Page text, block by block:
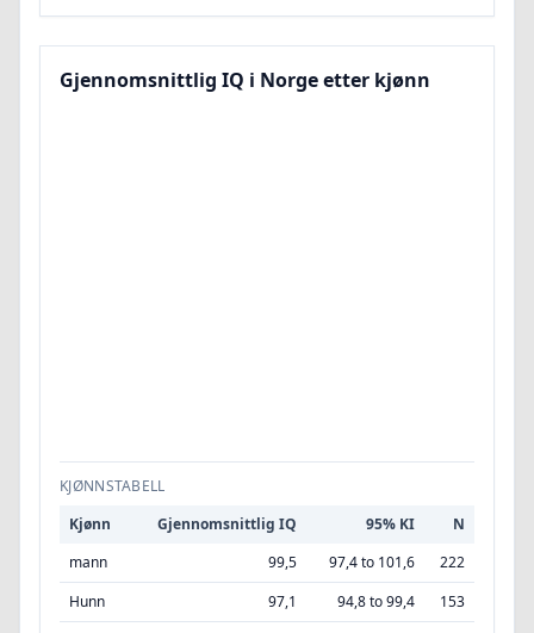
Gjennomsnittlig IQ i Norge etter kjønn
KJØNNSTABELL
Kjønn
Gjennomsnittlig IQ 95% KI
N
mann
99,5 97,4 to 101,6
222
Hunn
97,1 94,8 to 99,4 153